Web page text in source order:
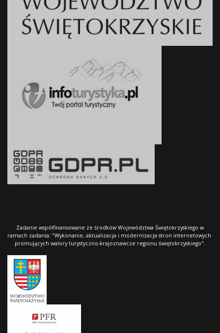
Zadanie współfinansowane ze środków Województwa Świętokrzyskiego w
ramach zadania: "Wykonanie, aktualizacja i modernizacja stron internetowych
promujących walory turystyczno-krajoznawcze regionu świętokrzyskiego".